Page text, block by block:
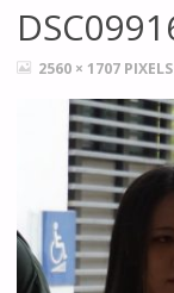
FULL2560 × 1707 PIXELS